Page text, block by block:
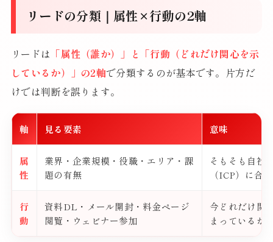
リードの分類｜属性×行動の2軸
リードは 「属性（誰か）」と「行動（どれだけ関心を示
しているか）」の2軸で分類するのが基本です。片方だ
けでは判断を誤ります。
軸 見る要素 意味
属
性
業界・企業規模・役職・エリア・課
題の有無
そもそも自社
（ICP）に合
行
動
資料DL・メール開封・料金ページ
閲覧・ウェビナー参加
今どれだけ関
まっているか